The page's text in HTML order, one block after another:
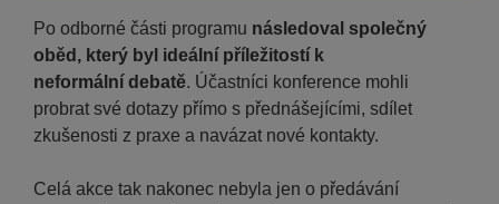
Po odborné části programu následoval společný
oběd, který byl ideální příležitostí k
neformální debatě. Účastníci konference mohli
probrat své dotazy přímo s přednášejícími, sdílet
zkušenosti z praxe a navázat nové kontakty.
Celá akce tak nakonec nebyla jen o předávání